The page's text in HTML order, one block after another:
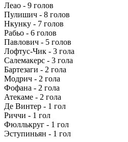
Леао - 9 голов
Пулишич - 8 голов
Нкунку - 7 голов
Рабьо - 6 голов
Павлович - 5 голов
Лофтус-Чик - 3 гола
Салемакерс - 3 гола
Бартезаги - 2 гола
Модрич - 2 гола
Фофана - 2 гола
Атекаме - 2 гола
Де Винтер - 1 гол
Риччи - 1 гол
Фюллькруг - 1 гол
Эступиньян - 1 гол